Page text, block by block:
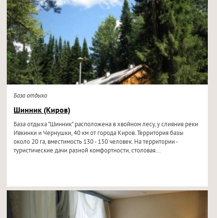
База отдыха
Шинник (Киров)
База отдыха "Шинник" расположена в хвойном лесу, у слияния реки
Ивкинки и Чернушки, 40 км от города Киров. Территория базы
около 20 га, вместимость 130 - 150 человек. На территории -
туристические дачи разной комфортности, столовая...